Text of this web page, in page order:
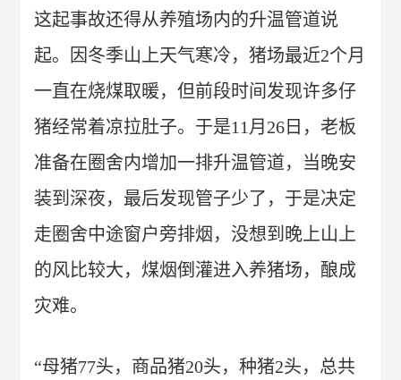
这起事故还得从养殖场内的升温管道说
起。因冬季山上天气寒冷，猪场最近2个月
一直在烧煤取暖，但前段时间发现许多仔
猪经常着凉拉肚子。于是11月26日，老板
准备在圈舍内增加一排升温管道，当晚安
装到深夜，最后发现管子少了，于是决定
走圈舍中途窗户旁排烟，没想到晚上山上
的风比较大，煤烟倒灌进入养猪场，酿成
灾难。
“母猪77头，商品猪20头，种猪2头，总共